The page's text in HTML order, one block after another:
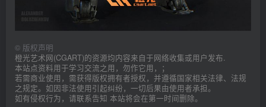
© 版权声明
橙光艺术网(CGART)的资源均内容来自于网络收集或用户发布.
本站点资料用于学习交流之用，勿作它用，；
若需商业使用，需获得版权拥有者授权，并遵循国家相关法律、法规
之规定。如因非法使用引起纠纷，一切后果由使用者承担。
如有侵权行为，请联系告知 本站将会在第一时间删除。